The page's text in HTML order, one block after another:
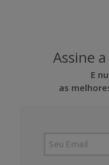
Assine
E
as